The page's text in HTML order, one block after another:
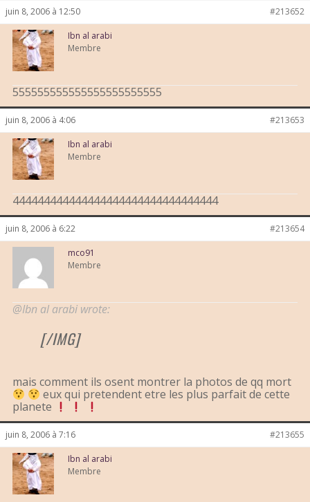
juin 8, 2006 à 12:50 #213652
Ibn al arabi
Membre
555555555555555555555555
juin 8, 2006 à 4:06 #213653
Ibn al arabi
Membre
444444444444444444444444444444444
juin 8, 2006 à 6:22 #213654
mco91
Membre
@Ibn al arabi wrote:
[/IMG]
mais comment ils osent montrer la photos de qq mort
eux qui pretendent etre les plus parfait de cette
planete
juin 8, 2006 à 7:16 #213655
Ibn al arabi
Membre